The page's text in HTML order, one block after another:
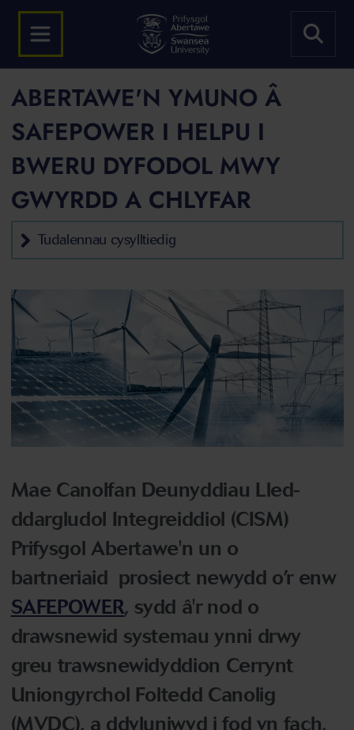
ABERTAWE'N YMUNO Â
SAFEPOWER I HELPU I
BWERU DYFODOL MWY
GWYRDD A CHLYFAR
Tudalennau cysylltiedig
Mae Canolfan Deunyddiau Lled-
ddargludol Integreiddiol (CISM)
Prifysgol Abertawe'n un o
bartneriaid prosiect newydd o’r enw
SAFEPOWER, sydd â'r nod o
drawsnewid systemau ynni drwy
greu trawsnewidyddion Cerrynt
Uniongyrchol Foltedd Canolig
(MVDC), a ddyluniwyd i fod yn fach,